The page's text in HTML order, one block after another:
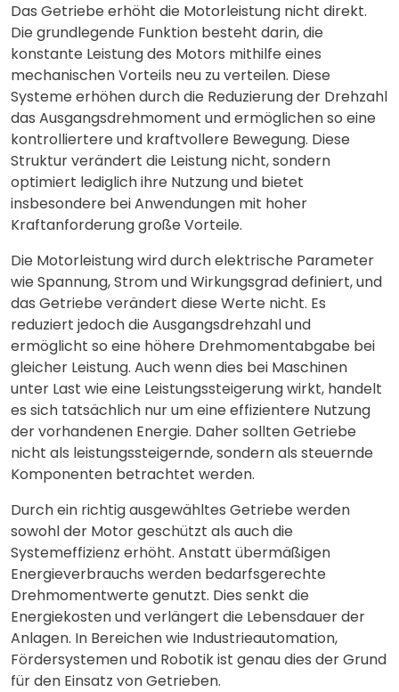
Das Getriebe erhöht die Motorleistung nicht direkt.
Die grundlegende Funktion besteht darin, die
konstante Leistung des Motors mithilfe eines
mechanischen Vorteils neu zu verteilen. Diese
Systeme erhöhen durch die Reduzierung der Drehzahl
das Ausgangsdrehmoment und ermöglichen so eine
kontrolliertere und kraftvollere Bewegung. Diese
Struktur verändert die Leistung nicht, sondern
optimiert lediglich ihre Nutzung und bietet
insbesondere bei Anwendungen mit hoher
Kraftanforderung große Vorteile.
Die Motorleistung wird durch elektrische Parameter
wie Spannung, Strom und Wirkungsgrad definiert, und
das Getriebe verändert diese Werte nicht. Es
reduziert jedoch die Ausgangsdrehzahl und
ermöglicht so eine höhere Drehmomentabgabe bei
gleicher Leistung. Auch wenn dies bei Maschinen
unter Last wie eine Leistungssteigerung wirkt, handelt
es sich tatsächlich nur um eine effizientere Nutzung
der vorhandenen Energie. Daher sollten Getriebe
nicht als leistungssteigernde, sondern als steuernde
Komponenten betrachtet werden.
Durch ein richtig ausgewähltes Getriebe werden
sowohl der Motor geschützt als auch die
Systemeffizienz erhöht. Anstatt übermäßigen
Energieverbrauchs werden bedarfsgerechte
Drehmomentwerte genutzt. Dies senkt die
Energiekosten und verlängert die Lebensdauer der
Anlagen. In Bereichen wie Industrieautomation,
Fördersystemen und Robotik ist genau dies der Grund
für den Einsatz von Getrieben.